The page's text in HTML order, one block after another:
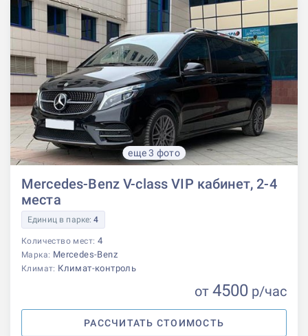
еще 3 фото
Mercedes-Benz V-class VIP кабинет, 2-4
места
Единиц в парке:4
Количество мест: 4
Марка: Mercedes-Benz
Климат: Климат-контроль
от 4500 р/час
РАССЧИТАТЬ СТОИМОСТЬ